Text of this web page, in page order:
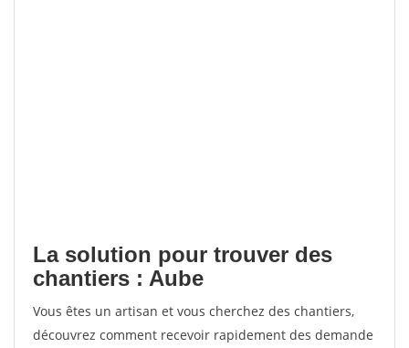
La solution pour trouver des
chantiers : Aube
Vous êtes un artisan et vous cherchez des chantiers,
découvrez comment recevoir rapidement des demande